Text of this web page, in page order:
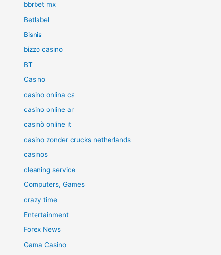
bbrbet mx
Betlabel
Bisnis
bizzo casino
BT
Casino
casino onlina ca
casino online ar
casinò online it
casino zonder crucks netherlands
casinos
cleaning service
Computers, Games
crazy time
Entertainment
Forex News
Gama Casino